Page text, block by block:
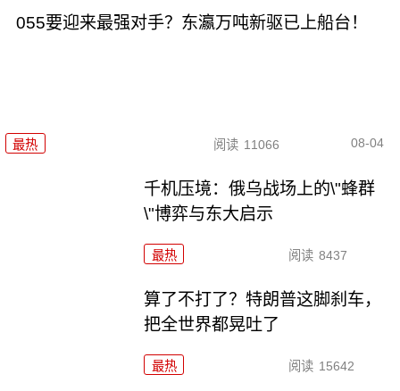
055要迎来最强对手？东瀛万吨新驱已上船台！
最热 阅读 11066 08-04
千机压境：俄乌战场上的\"蜂群
\"博弈与东大启示
最热 阅读 8437
算了不打了？特朗普这脚刹车，
把全世界都晃吐了
最热 阅读 15642